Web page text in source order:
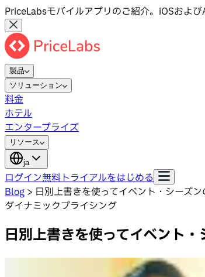
PriceLabsモバイルアプリのご紹介。iOSおよ
製品
ソリューション
料金
ホテル
エンタープライズ
リソース
ja
ログイン無料トライアルをはじめる
Blog > 日別上書きを使ってイベント・シーズ
ダイナミックプライシング
日別上書きを使ってイベント